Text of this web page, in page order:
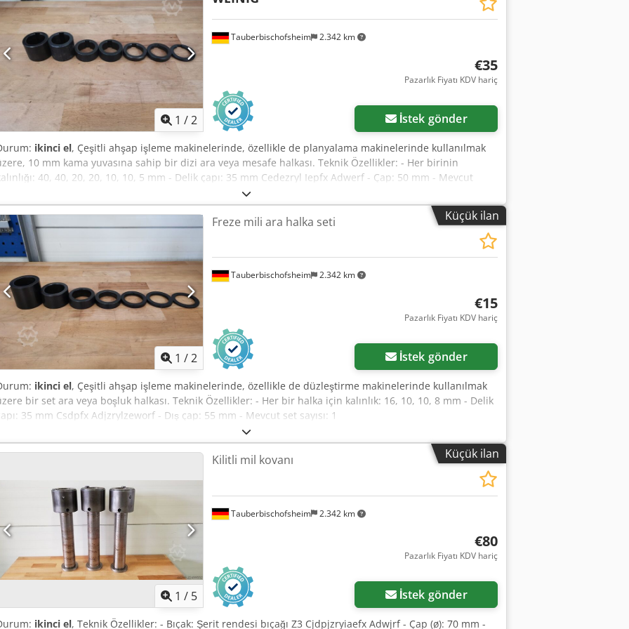
Daha fazla fotoğraf
1 /2
Tauberbischofsheim 2.342 km
€35
Pazarlık Fiyatı KDV hariç
İstek gönder
ikinci el, Çeşitli ahşap işleme makinelerinde, özellikle de planyalama makinelerinde kullanılmak
10 mm kama yuvasına sahip bir dizi ara veya mesafe halkası. Teknik Özellikler: - Her birinin
40, 40, 20, 20, 10, 10, 5 mm - Delik çapı: 35 mm Cedezryl Iepfx Adwerf - Çap: 50 mm - Mevcut
Küçük ilan
Daha fazla fotoğraf
1 /2
Tauberbischofsheim 2.342 km
Freze mili ara halka seti
€15
Pazarlık Fiyatı KDV hariç
İstek gönder
ikinci el, Çeşitli ahşap işleme makinelerinde, özellikle de düzleştirme makinelerinde kullanılmak
bir set ara veya boşluk halkası. Teknik Özellikler: - Her bir halka için kalınlık: 16, 10, 10, 8 mm - Delik
35 mm Csdpfx Adjzrylzeworf - Dış çap: 55 mm - Mevcut set sayısı: 1
Küçük ilan
1 / 5
Tauberbischofsheim 2.342 km
Kilitli mil kovanı
€80
Pazarlık Fiyatı KDV hariç
İstek gönder
ikinci el, Teknik Özellikler: - Bıçak: Şerit rendesi bıçağı Z3 Cjdpjzryiaefx Adwjrf - Çap (ø): 70 mm -